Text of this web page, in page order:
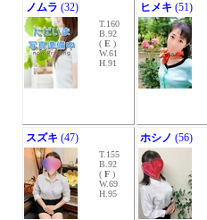
ノムラ (32)
T.160
B.92
( E )
W.61
H.91
ヒメキ (51)
スズキ (47)
T.155
B.92
( F )
W.69
H.95
ホシノ (56)